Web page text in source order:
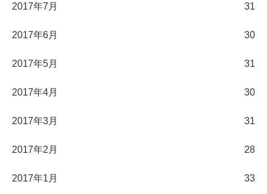
2017年7月 31
2017年6月 30
2017年5月 31
2017年4月 30
2017年3月 31
2017年2月 28
2017年1月 33